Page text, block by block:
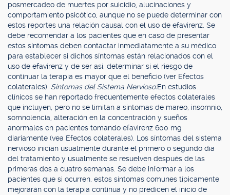
posmercadeo de muertes por suicidio, alucinaciones y
comportamiento psicótico, aunque no se puede determinar con
estos reportes una relación causal con el uso de efavirenz. Se
debe recomendar a los pacientes que en caso de presentar
estos síntomas deben contactar inmediatamente a su médico
para establecer si dichos síntomas están relacionados con el
uso de efavirenz y de ser así, determinar si el riesgo de
continuar la terapia es mayor que el beneficio (ver Efectos
colaterales). Síntomas del Sistema Nervioso:En estudios
clínicos se han reportado frecuentemente efectos colaterales
que incluyen, pero no se limitan a síntomas de mareo, insomnio,
somnolencia, alteración en la concentración y sueños
anormales en pacientes tomando efavirenz 600 mg
diariamente (vea Efectos colaterales). Los síntomas del sistema
nervioso inician usualmente durante el primero o segundo día
del tratamiento y usualmente se resuelven después de las
primeras dos a cuatro semanas. Se debe informar a los
pacientes que si ocurren, estos síntomas comunes típicamente
mejorarán con la terapia continua y no predicen el inicio de